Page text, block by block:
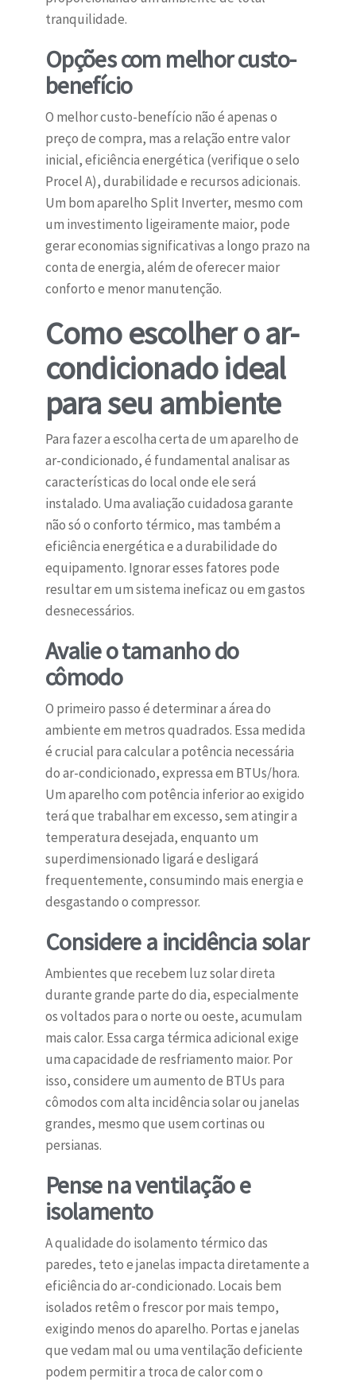
tranquilidade.
Opções com melhor custo-
benefício
O melhor custo-benefício não é apenas o
preço de compra, mas a relação entre valor
inicial, eficiência energética (verifique o selo
Procel A), durabilidade e recursos adicionais.
Um bom aparelho Split Inverter, mesmo com
um investimento ligeiramente maior, pode
gerar economias significativas a longo prazo na
conta de energia, além de oferecer maior
conforto e menor manutenção.
Como escolher o ar-
condicionado ideal
para seu ambiente
Para fazer a escolha certa de um aparelho de
ar-condicionado, é fundamental analisar as
características do local onde ele será
instalado. Uma avaliação cuidadosa garante
não só o conforto térmico, mas também a
eficiência energética e a durabilidade do
equipamento. Ignorar esses fatores pode
resultar em um sistema ineficaz ou em gastos
desnecessários.
Avalie o tamanho do
cômodo
O primeiro passo é determinar a área do
ambiente em metros quadrados. Essa medida
é crucial para calcular a potência necessária
do ar-condicionado, expressa em BTUs/hora.
Um aparelho com potência inferior ao exigido
terá que trabalhar em excesso, sem atingir a
temperatura desejada, enquanto um
superdimensionado ligará e desligará
frequentemente, consumindo mais energia e
desgastando o compressor.
Considere a incidência solar
Ambientes que recebem luz solar direta
durante grande parte do dia, especialmente
os voltados para o norte ou oeste, acumulam
mais calor. Essa carga térmica adicional exige
uma capacidade de resfriamento maior. Por
isso, considere um aumento de BTUs para
cômodos com alta incidência solar ou janelas
grandes, mesmo que usem cortinas ou
persianas.
Pense na ventilação e
isolamento
A qualidade do isolamento térmico das
paredes, teto e janelas impacta diretamente a
eficiência do ar-condicionado. Locais bem
isolados retêm o frescor por mais tempo,
exigindo menos do aparelho. Portas e janelas
que vedam mal ou uma ventilação deficiente
podem permitir a troca de calor com o